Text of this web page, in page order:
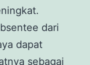
dari
dapat
sebagai